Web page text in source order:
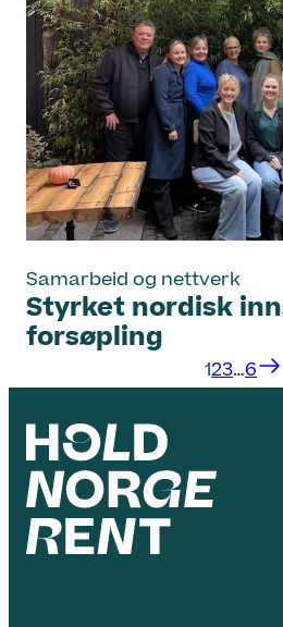
Samarbeid og nettverk
Styrket nordisk
forsøpling
123…6